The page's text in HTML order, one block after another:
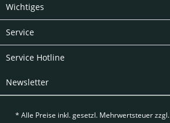
Wichtiges
Service
Service Hotline
Newsletter
* Alle Preise inkl. gesetzl. Mehrwertsteuer zzgl.